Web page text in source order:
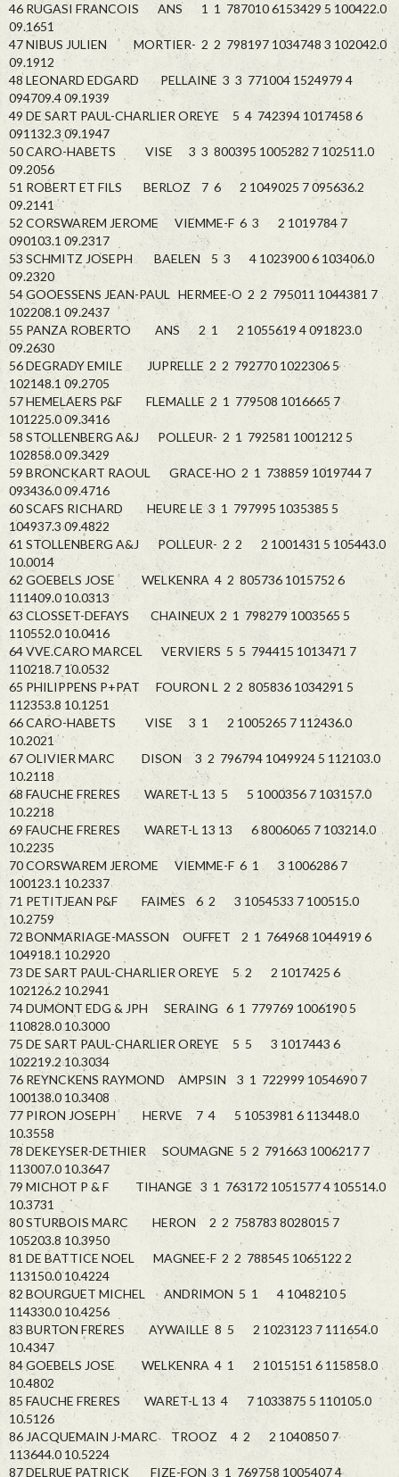
46 RUGASI FRANCOIS ANS 1 1 787010 6153429 5 100422.0
09.1651
47 NIBUS JULIEN MORTIER- 2 2 798197 1034748 3 102042.0
09.1912
48 LEONARD EDGARD PELLAINE 3 3 771004 1524979 4
094709.4 09.1939
49 DE SART PAUL-CHARLIER OREYE 5 4 742394 1017458 6
091132.3 09.1947
50 CARO-HABETS VISE 3 3 800395 1005282 7 102511.0
09.2056
51 ROBERT ET FILS BERLOZ 7 6 2 1049025 7 095636.2
09.2141
52 CORSWAREM JEROME VIEMME-F 6 3 2 1019784 7
090103.1 09.2317
53 SCHMITZ JOSEPH BAELEN 5 3 4 1023900 6 103406.0
09.2320
54 GOOESSENS JEAN-PAUL HERMEE-O 2 2 795011 1044381 7
102208.1 09.2437
55 PANZA ROBERTO ANS 2 1 2 1055619 4 091823.0
09.2630
56 DEGRADY EMILE JUPRELLE 2 2 792770 1022306 5
102148.1 09.2705
57 HEMELAERS P&F FLEMALLE 2 1 779508 1016665 7
101225.0 09.3416
58 STOLLENBERG A&J POLLEUR- 2 1 792581 1001212 5
102858.0 09.3429
59 BRONCKART RAOUL GRACE-HO 2 1 738859 1019744 7
093436.0 09.4716
60 SCAFS RICHARD HEURE LE 3 1 797995 1035385 5
104937.3 09.4822
61 STOLLENBERG A&J POLLEUR- 2 2 2 1001431 5 105443.0
10.0014
62 GOEBELS JOSE WELKENRA 4 2 805736 1015752 6
111409.0 10.0313
63 CLOSSET-DEFAYS CHAINEUX 2 1 798279 1003565 5
110552.0 10.0416
64 VVE.CARO MARCEL VERVIERS 5 5 794415 1013471 7
110218.7 10.0532
65 PHILIPPENS P+PAT FOURON L 2 2 805836 1034291 5
112353.8 10.1251
66 CARO-HABETS VISE 3 1 2 1005265 7 112436.0
10.2021
67 OLIVIER MARC DISON 3 2 796794 1049924 5 112103.0
10.2118
68 FAUCHE FRERES WARET-L 13 5 5 1000356 7 103157.0
10.2218
69 FAUCHE FRERES WARET-L 13 13 6 8006065 7 103214.0
10.2235
70 CORSWAREM JEROME VIEMME-F 6 1 3 1006286 7
100123.1 10.2337
71 PETITJEAN P&F FAIMES 6 2 3 1054533 7 100515.0
10.2759
72 BONMARIAGE-MASSON OUFFET 2 1 764968 1044919 6
104918.1 10.2920
73 DE SART PAUL-CHARLIER OREYE 5 2 2 1017425 6
102126.2 10.2941
74 DUMONT EDG & JPH SERAING 6 1 779769 1006190 5
110828.0 10.3000
75 DE SART PAUL-CHARLIER OREYE 5 5 3 1017443 6
102219.2 10.3034
76 REYNCKENS RAYMOND AMPSIN 3 1 722999 1054690 7
100138.0 10.3408
77 PIRON JOSEPH HERVE 7 4 5 1053981 6 113448.0
10.3558
78 DEKEYSER-DETHIER SOUMAGNE 5 2 791663 1006217 7
113007.0 10.3647
79 MICHOT P & F TIHANGE 3 1 763172 1051577 4 105514.0
10.3731
80 STURBOIS MARC HERON 2 2 758783 8028015 7
105203.8 10.3950
81 DE BATTICE NOEL MAGNEE-F 2 2 788545 1065122 2
113150.0 10.4224
82 BOURGUET MICHEL ANDRIMON 5 1 4 1048210 5
114330.0 10.4256
83 BURTON FRERES AYWAILLE 8 5 2 1023123 7 111654.0
10.4347
84 GOEBELS JOSE WELKENRA 4 1 2 1015151 6 115858.0
10.4802
85 FAUCHE FRERES WARET-L 13 4 7 1033875 5 110105.0
10.5126
86 JACQUEMAIN J-MARC TROOZ 4 2 2 1040850 7
113644.0 10.5224
87 DELRUE PATRICK FIZE-FON 3 1 769758 1005407 4